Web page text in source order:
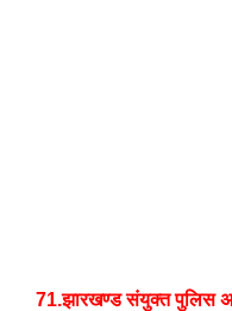
71.झारखण्ड संयुक्त पुलिस